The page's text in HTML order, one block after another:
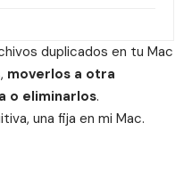
duplicados en tu Mac
moverlos a otra
o eliminarlos.
una fija en mi Mac.